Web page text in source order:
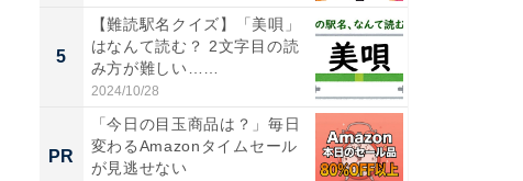
5
【難読駅名クイズ】「美唄」
はなんて読む？ 2文字目の読
み方が難しい……
2024/10/28
PR
「今日の目玉商品は？」毎日
変わるAmazonタイムセール
が見逃せない